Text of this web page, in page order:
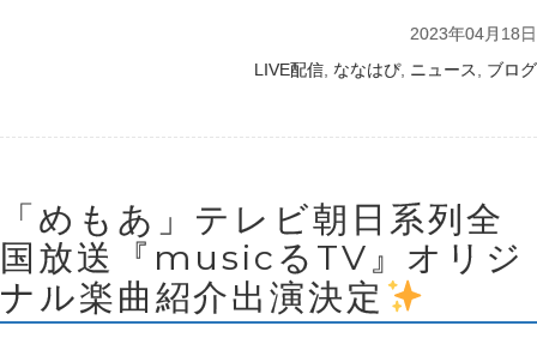
2023年04月18日
LIVE配信 ななはぴ, ニュース ブログ
「めもあ」テレビ朝日系列全
国放送『musicるTV』オリジ
ナル楽曲紹介出演決定